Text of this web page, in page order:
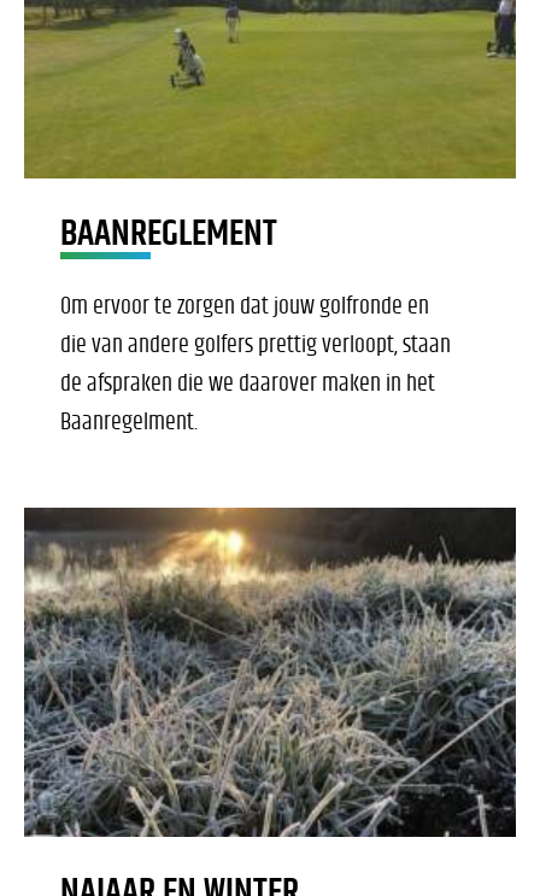
BAANREGLEMENT
Om ervoor te zorgen dat jouw golfronde en
die van andere golfers prettig verloopt, staan
de afspraken die we daarover maken in het
Baanregelment.